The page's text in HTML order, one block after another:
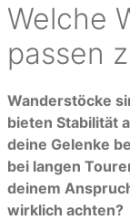
Welche
passen
Wanderstöcke
bieten Stabilität
deine Gelenke
bei langen
deinem
wirklich achten?